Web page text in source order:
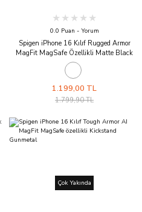
0.0 Puan - Yorum
Spigen iPhone 16 Kılıf Rugged Armor
MagFit MagSafe Özellikli Matte Black
1.199,00 TL
1.799,90 TL
Çok Yakında